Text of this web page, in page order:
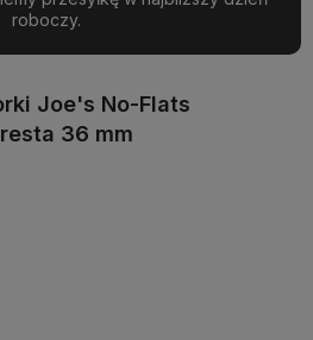
roboczy.
Joe's No-Flats
36 mm